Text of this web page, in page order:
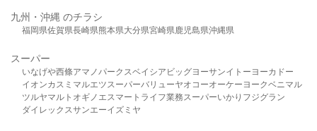
九州・沖縄 のチラシ
福岡県佐賀県長崎県熊本県大分県宮崎県鹿児島県沖縄県
スーパー
いなげや西條アマノパークスベイシア ビッグヨーサンイトーヨーカドー
イオンカスミ マルエツスーパーバリューヤオコーオーケー ヨークベニマル
ツルヤマルト オギノ エスマート ライフ業務スーパーいかり フジグラン
ダイレックスサンエーイズミヤ